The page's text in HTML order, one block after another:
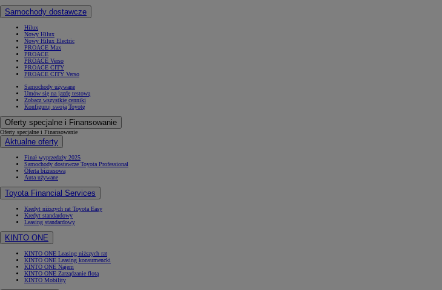
Samochody dostawcze
Hilux
Nowy Hilux
Nowy Hilux Electric
PROACE Max
PROACE
PROACE Verso
PROACE CITY
PROACE CITY Verso
Samochody używane
Umów się na jazdę testową
Zobacz wszystkie cenniki
Konfiguruj swoją Toyotę
Oferty specjalne i Finansowanie
Oferty specjalne i Finansowanie
Aktualne oferty
Finał wyprzedaży 2025
Samochody dostawcze Toyota Professional
Oferta biznesowa
Auta używane
Toyota Financial Services
Kredyt niższych rat Toyota Easy
Kredyt standardowy
Leasing standardowy
KINTO ONE
KINTO ONE Leasing niższych rat
KINTO ONE Leasing konsumencki
KINTO ONE Najem
KINTO ONE Zarządzanie flotą
KINTO Mobility